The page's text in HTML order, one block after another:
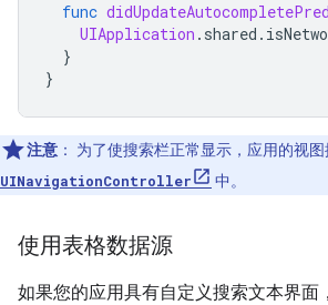
func
UIApplication . shared .
}
}
注意 ：
为了使搜索栏正常显示，应用的视
UINavigationController
中。
使用表格数据源
如果您的应用具有自定义搜索文本界面